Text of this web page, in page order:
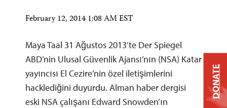
February 12, 2014 1:08 AM EST
Maya Taal 31 Ağustos 2013’te Der Spiegel
ABD’nin Ulusal Güvenlik Ajansı’nın (NSA) Katar
yayıncısı El Cezire’nin özel iletişimlerini
hacklediğini duyurdu. Alman haber dergisi
eski NSA çalışanı Edward Snowden’ın
DONATE